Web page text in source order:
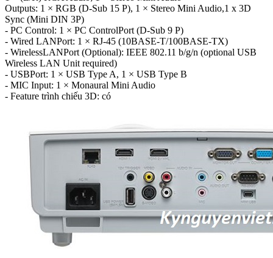
Outputs: 1 × RGB (D-Sub 15 P), 1 × Stereo Mini Audio,1 x 3D
Sync (Mini DIN 3P)
- PC Control: 1 × PC ControlPort (D-Sub 9 P)
- Wired LANPort: 1 × RJ-45 (10BASE-T/100BASE-TX)
- WirelessLANPort (Optional): IEEE 802.11 b/g/n (optional USB
Wireless LAN Unit required)
- USBPort: 1 × USB Type A, 1 × USB Type B
- MIC Input: 1 × Monaural Mini Audio
- Feature trình chiếu 3D: có